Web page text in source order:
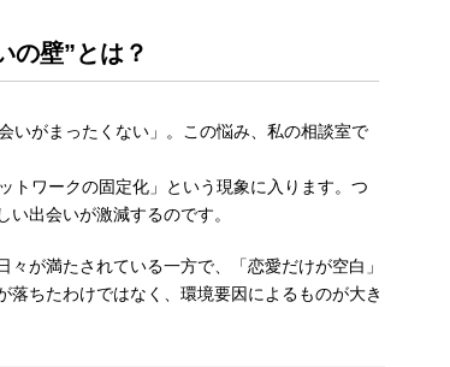
の壁”とは？
いがまったくない」。この悩み、私の相談室で
トワークの固定化」という現象に入ります。つ
出会いが激減するのです。
々が満たされている一方で、「恋愛だけが空白」
ちたわけではなく、環境要因によるものが大き